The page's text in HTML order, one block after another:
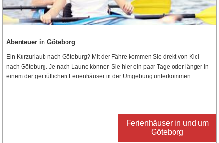
Abenteuer in Göteborg
Ein Kurzurlaub nach Göteburg? Mit der Fähre kommen Sie drekt von Kiel
nach Göteburg. Je nach Laune können Sie hier ein paar Tage oder länger in
einem der gemütlichen Ferienhäuser in der Umgebung unterkommen.
Ferienhäuser in und um
Göteborg